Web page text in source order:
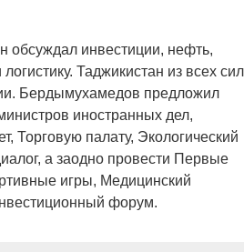
обсуждал инвестиции, нефть,
Таджикистан из всех сил
Бердымухамедов предложил
иностранных дел,
Торговую палату, Экологический
а заодно провести Первые
игры, Медицинский
форум.